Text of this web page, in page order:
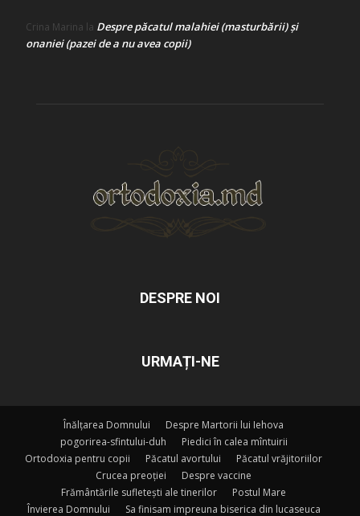
Crina Marina la Despre păcatul malahiei (masturbării) şi
onaniei (pazei de a nu avea copii)
DESPRE NOI
URMAȚI-NE
Înălțarea Domnului
Despre Martorii lui Iehova
pogorirea-sfintului-duh
Piedici în calea mîntuirii
Ortodoxia pentru copii
Păcatul avortului
Păcatul vrăjitoriilor
Crucea preoției
Despre vaccine
Frământările sufletești ale tinerilor
Postul Mare
Învierea Domnului
Sa finisam impreuna biserica din lucaseuca